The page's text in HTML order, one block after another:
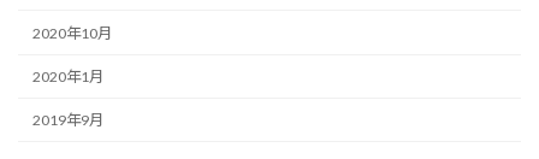
2020年10月
2020年1月
2019年9月